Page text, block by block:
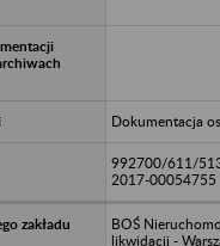
Dokumentacja
992700/611/
2017-00054755
BOŚ
likwidacji -